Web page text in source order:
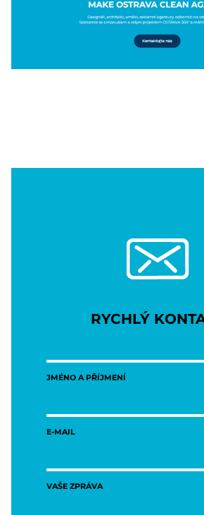
RYCHLÝ
JMÉNO A PŘÍJMENÍ
E-MAIL
VAŠE ZPRÁVA